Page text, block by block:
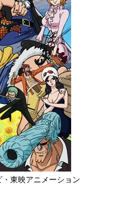
東映アニメーション